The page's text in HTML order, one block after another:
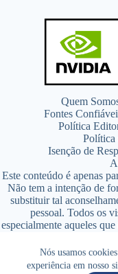
Nós usamos
experiência em nosso
Quem
Fontes
Política
Política
Isenção de
Este conteúdo é apenas
Não tem a intenção de
substituir tal
pessoal. Todos os
especialmente aqueles
qualquer programa de